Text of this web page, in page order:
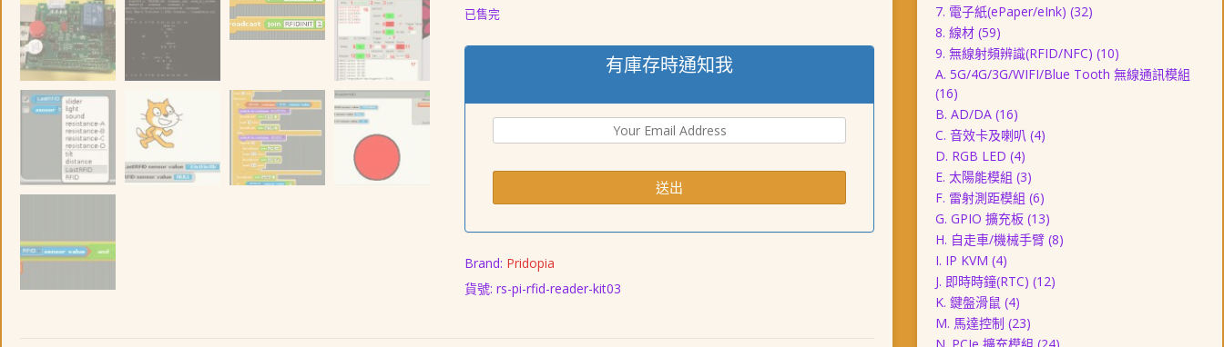
已售完
有庫存時通知我
Brand: Pridopia
貨號: rs-pi-rfid-reader-kit03
7. 電子紙(ePaper/eInk) (32)
8. 線材 (59)
9. 無線射頻辨識(RFID/NFC) (10)
A. 5G/4G/3G/WIFI/Blue Tooth 無線通訊模組
(16)
B. AD/DA (16)
C. 音效卡及喇叭 (4)
D. RGB LED (4)
E. 太陽能模組 (3)
F. 雷射測距模組 (6)
G. GPIO 擴充板 (13)
H. 自走車/機械手臂 (8)
I. IP KVM (4)
J. 即時時鐘(RTC) (12)
K. 鍵盤滑鼠 (4)
M. 馬達控制 (23)